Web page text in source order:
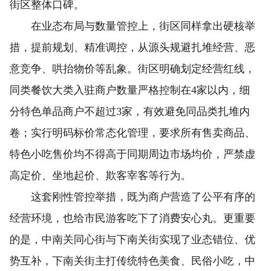
街区整体口碑。
在业态布局与数量管控上，街区同样拿出硬核举
措，提前规划、精准调控，从源头规避扎堆经营、恶
意竞争、哄抬物价等乱象。街区明确划定经营红线，
同类餐饮大类入驻商户数量严格控制在4家以内，细
分特色单品商户不超过3家，有效避免同品类扎堆内
卷；实行明码标价常态化管理，要求所有售卖商品、
特色小吃售价均不得高于同期周边市场均价，严禁虚
高定价、坐地起价、欺客宰客等行为。
这套刚性管控举措，既为商户营造了公平有序的
经营环境，也给市民游客吃下了消费安心丸。更重要
的是，中南关同心街与下南关街实现了业态错位、优
势互补，下南关街主打传统特色美食、民俗小吃，中